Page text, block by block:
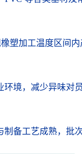
塑加工温度区间
境，减少异味对
备工艺成熟，批